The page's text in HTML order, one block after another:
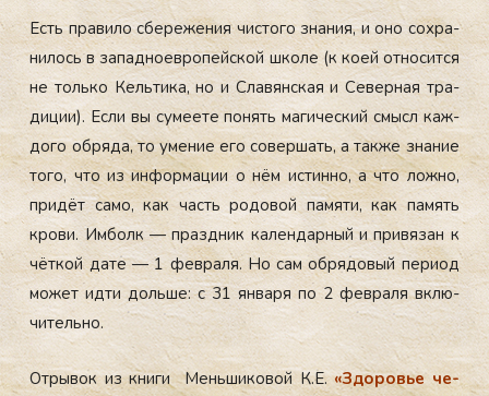
Есть пра­вило сбе­реже­ния чис­то­го зна­ния, и оно сох­ра­
нилось в за­пад­но­ев­ро­пей­ской шко­ле (к ко­ей от­но­сит­ся
не толь­ко Кель­ти­ка, но и Сла­вян­ская и Се­вер­ная тра­
диции). Ес­ли вы су­ме­ете по­нять ма­гичес­кий смысл каж­
до­го об­ря­да, то уме­ние его со­вер­шать, а так­же зна­ние
то­го, что из ин­форма­ции о нём ис­тинно, а что лож­но,
при­дёт са­мо, как часть ро­довой па­мяти, как па­мять
кро­ви. Им­болк — праз­дник ка­лен­дарный и при­вязан к
чёт­кой да­те — 1 фев­ра­ля. Но сам об­ря­довый пе­ри­од
мо­жет ид­ти доль­ше: с 31 ян­ва­ря по 2 фев­ра­ля вклю­
читель­но.
От­ры­вок из кни­ги Мень­ши­ковой К.Е.«Здо­ровье че­